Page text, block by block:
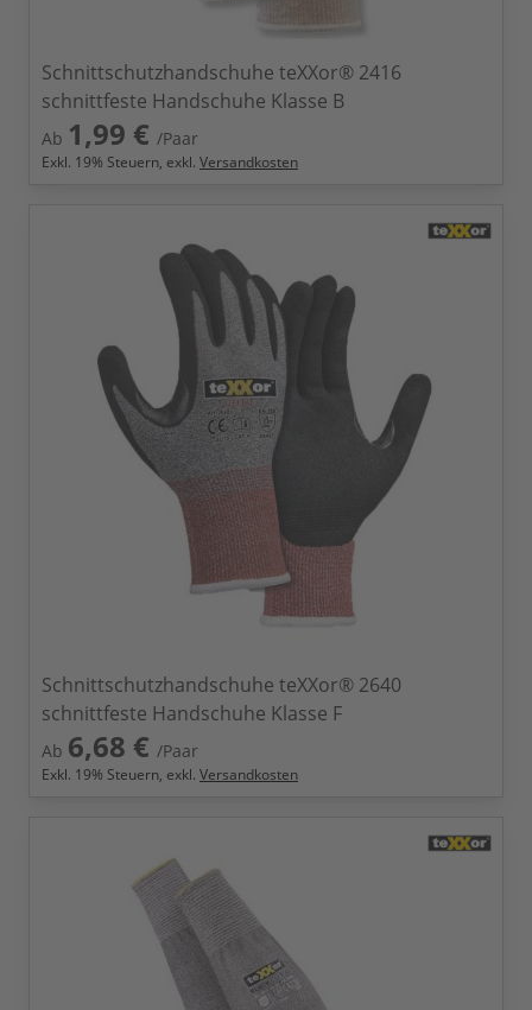
Schnittschutzhandschuhe teXXor® 2416
schnittfeste Handschuhe Klasse B
Ab 1,99 € /Paar
Exkl. 19% Steuern, exkl. Versandkosten
Schnittschutzhandschuhe teXXor® 2640
schnittfeste Handschuhe Klasse F
Ab 6,68 € /Paar
Exkl. 19% Steuern, exkl. Versandkosten